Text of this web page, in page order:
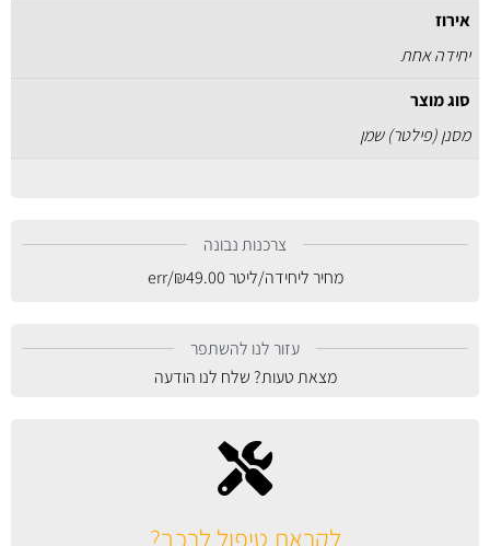
לקראת טיפול לרכב?
אירוז
יחידה אחת
סוג מוצר
מסנן (פילטר) שמן
צרכנות נבונה
מחיר ליחידה/ליטר
₪49.00
/err
עזור לנו להשתפר
מצאת טעות? שלח לנו הודעה